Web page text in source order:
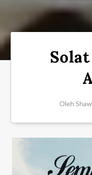
Oleh